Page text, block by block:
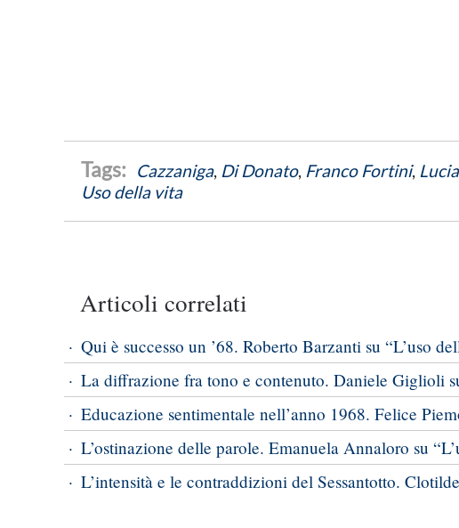
Cazzaniga, Di Donato, Franco Fortini,
Uso della vita
Articoli correlati
Qui è successo un ’68. Roberto Barzanti su “L’uso
La diffrazione fra tono e contenuto. Daniele Giglioli
Educazione sentimentale nell’anno 1968. Felice
L’ostinazione delle parole. Emanuela Annaloro su
L’intensità e le contraddizioni del Sessantotto.